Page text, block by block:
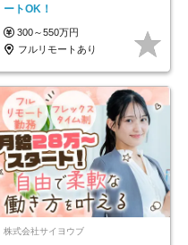
ートOK！
300～550万円
フルリモートあり
株式会社サイヨウブ